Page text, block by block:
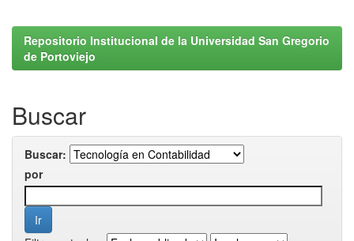
Repositorio Institucional de la Universidad San Gregorio
de Portoviejo
Buscar
Buscar:
por